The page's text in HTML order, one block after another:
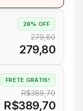
26% OFF
279,80
279,80
FRETE GRÁTIS!
R$389,70
R$389,70